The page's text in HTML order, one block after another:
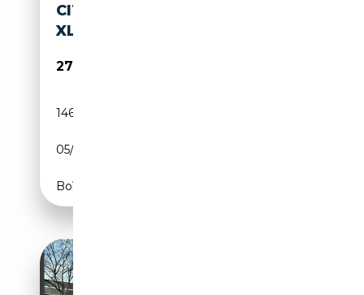
CITROEN SPACETOURER FEEL
XL BHDI 180 EAT8 MIT AHV!
27 490€
146 800 km
05/2020
Boîte automatique